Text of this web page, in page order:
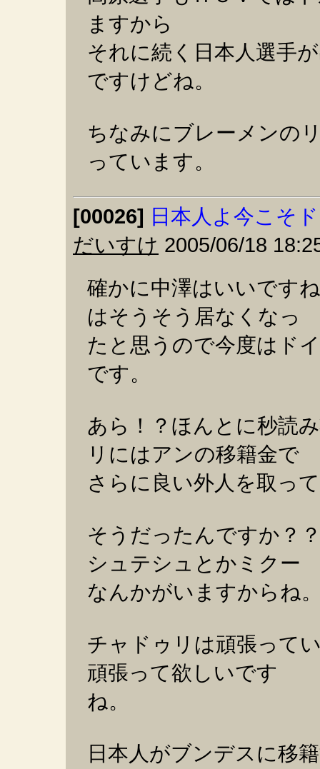
ますから
それに続く日本人選手
ですけどね。
ちなみにブレーメンの
っています。
[00026] 日本人よ今こそ
だいすけ 2005/06/18
確かに中澤はいいです
はそうそう居なくなっ
たと思うので今度はド
です。
あら！？ほんとに秒読
リにはアンの移籍金で
さらに良い外人を取っ
そうだったんですか？
シュテシュとかミクー
なんかがいますからね
チャドゥリは頑張って
頑張って欲しいです
ね。
日本人がブンデスに移